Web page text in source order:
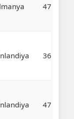
470-530
360-420
470-530